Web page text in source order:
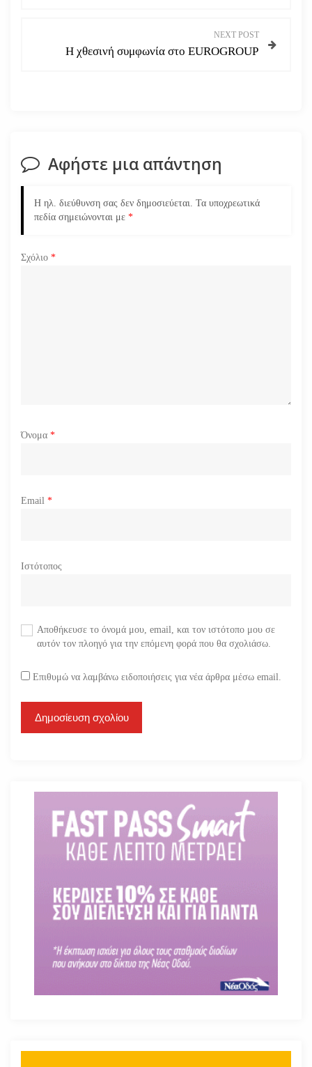
η
ρ
θ
NEXT POST
Η χθεσινή συμφωνία στο EUROGROUP
Αφήστε μια απάντηση
Η ηλ. διεύθυνση σας δεν δημοσιεύεται. Τα υποχρεωτικά
πεδία σημειώνονται με *
Σχόλιο *
Όνομα *
Email *
Ιστότοπος
Αποθήκευσε το όνομά μου, email, και τον ιστότοπο μου σε
αυτόν τον πλοηγό για την επόμενη φορά που θα σχολιάσω.
Επιθυμώ να λαμβάνω ειδοποιήσεις για νέα άρθρα μέσω email.